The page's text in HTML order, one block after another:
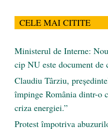
CELE MAI CITITE
Ministerul de Interne:
cip NU este document de
Claudiu Târziu,
împinge România dintr-o
criza energiei.”
Protest împotriva